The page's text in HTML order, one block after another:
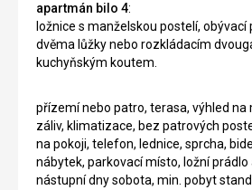
apartmán bilo 4:
ložnice s manželskou postelí, obývací
dvěma lůžky nebo rozkládacím
kuchyňským koutem.
přízemí nebo patro, terasa, výhled na
záliv, klimatizace, bez patrových
na pokoji, telefon, lednice, sprcha,
nábytek, parkovací místo, ložní prádlo
nástupní dny sobota, min. pobyt